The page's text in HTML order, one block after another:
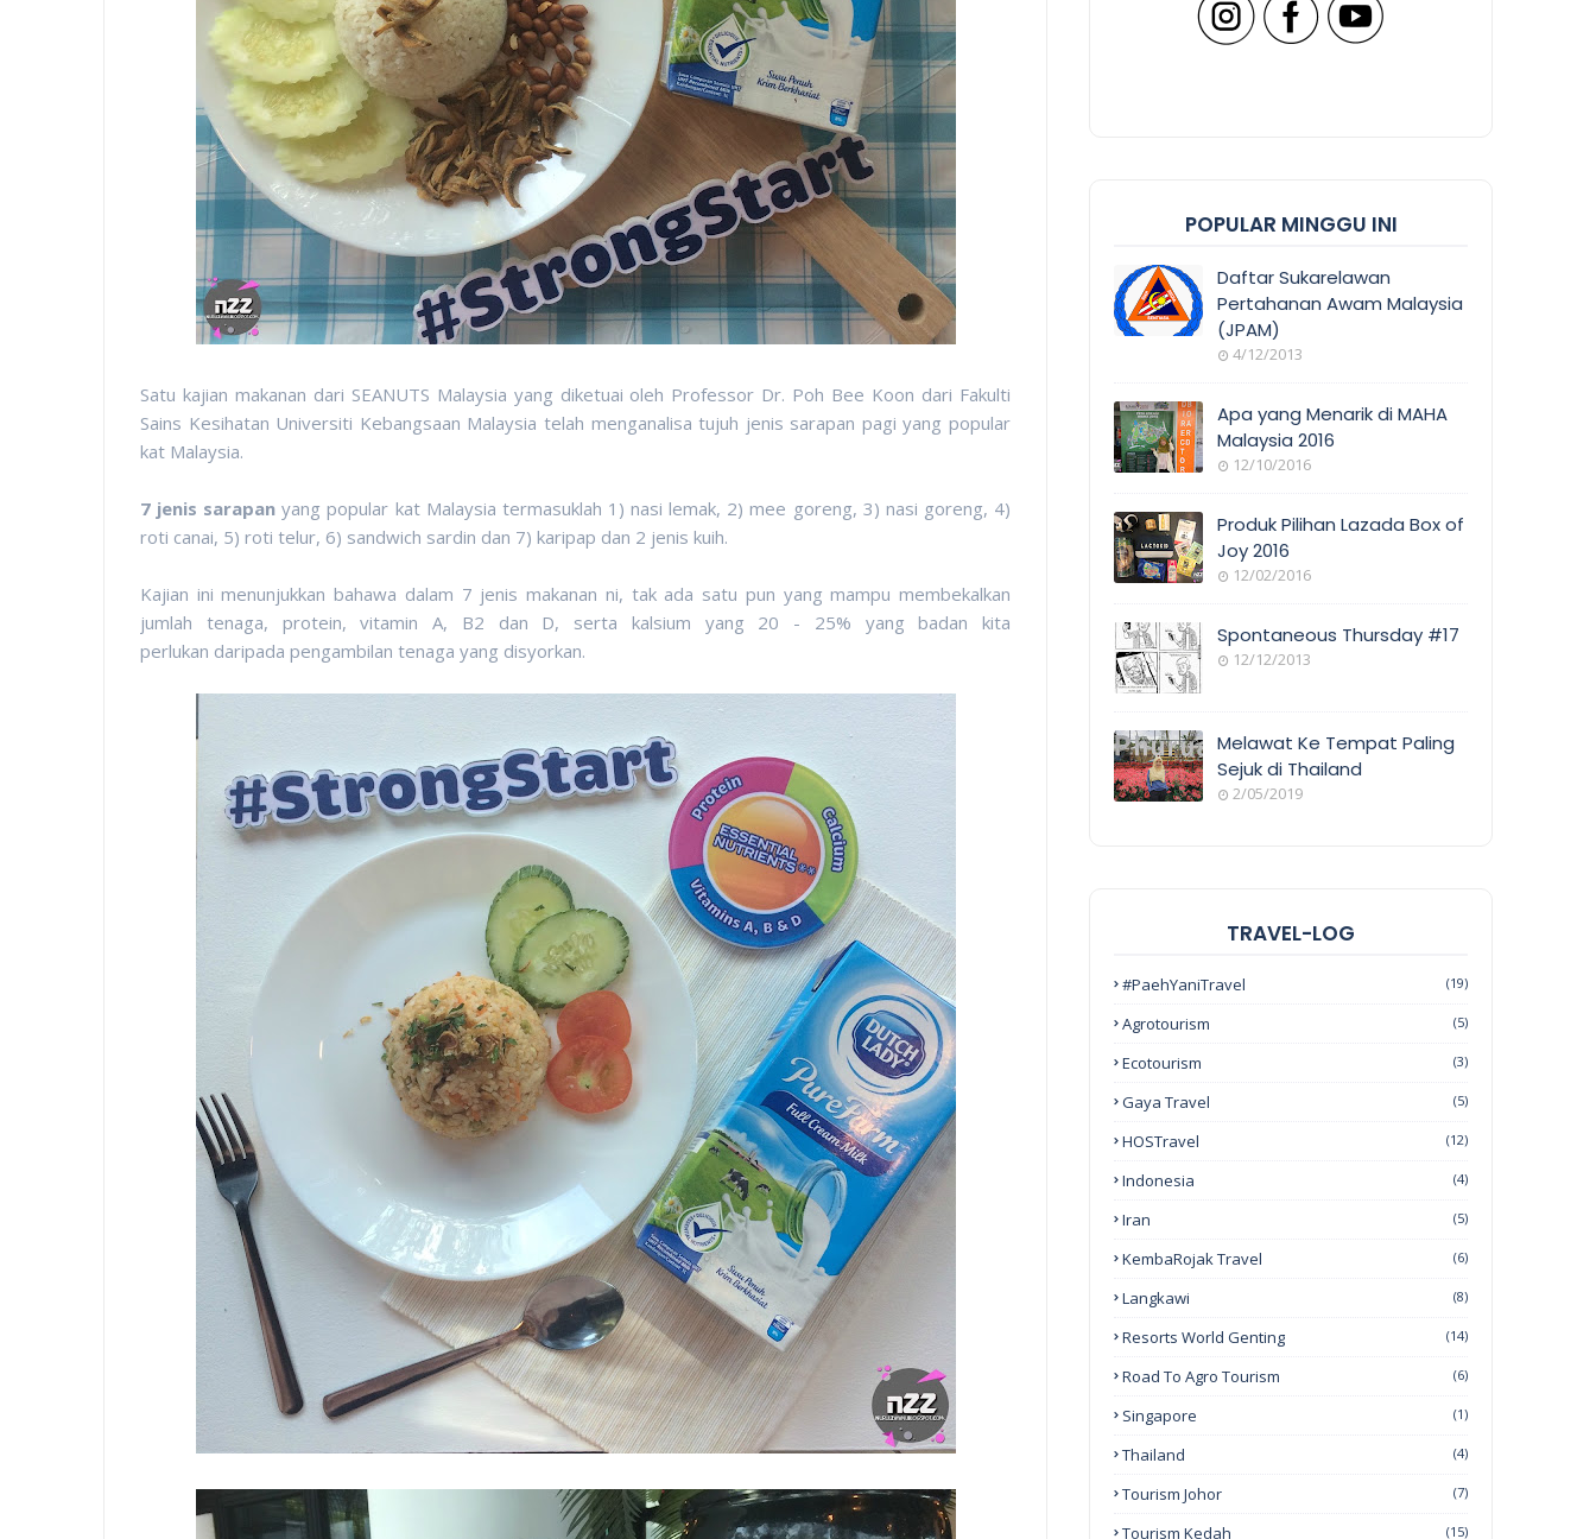
Satu kajian makanan dari SEANUTS Malaysia yang diketuai oleh Professor Dr. Poh Bee Koon dari Fakulti
Sains Kesihatan Universiti Kebangsaan Malaysia telah menganalisa tujuh jenis sarapan pagi yang popular
kat Malaysia.
7 jenis sarapan yang popular kat Malaysia termasuklah 1) nasi lemak, 2) mee goreng, 3) nasi goreng, 4)
roti canai, 5) roti telur, 6) sandwich sardin dan 7) karipap dan 2 jenis kuih.
Kajian ini menunjukkan bahawa dalam 7 jenis makanan ni, tak ada satu pun yang mampu membekalkan
jumlah tenaga, protein, vitamin A, B2 dan D, serta kalsium yang 20 - 25% yang badan kita
perlukan daripada pengambilan tenaga yang disyorkan.
POPULAR MINGGU INI
Daftar Sukarelawan
Pertahanan Awam Malaysia
(JPAM)
4/12/2013
Apa yang Menarik di MAHA
Malaysia 2016
12/10/2016
Produk Pilihan Lazada Box of
Joy 2016
12/02/2016
Spontaneous Thursday #17
12/12/2013
Melawat Ke Tempat Paling
Sejuk di Thailand
2/05/2019
TRAVEL-LOG
#PaehYaniTravel (19)
Agrotourism (5)
Ecotourism (3)
Gaya Travel (5)
HOSTravel (12)
Indonesia (4)
Iran (5)
KembaRojak Travel (6)
Langkawi (8)
Resorts World Genting (14)
Road To Agro Tourism (6)
Singapore (1)
Thailand (4)
Tourism Johor (7)
Tourism Kedah (15)